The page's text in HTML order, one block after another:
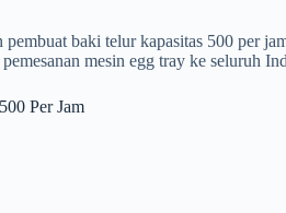
pembuat baki telur kapasitas 500 per
mesin egg tray ke seluruh
Per Jam